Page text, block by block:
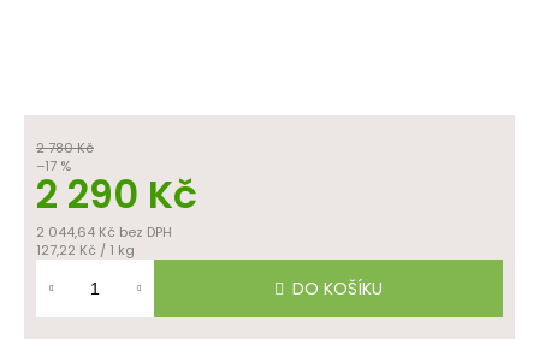
BEZ LEPKU
( např. pšenice )
2 780 Kč
–17 %
2 290 Kč
2 044,64 Kč bez DPH
Měrná
127,22 Kč / 1 kg
DO KOŠÍKU